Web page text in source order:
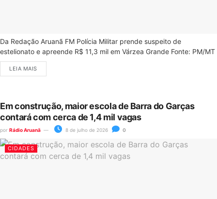
Da Redação Aruanã FM Polícia Militar prende suspeito de
estelionato e apreende R$ 11,3 mil em Várzea Grande Fonte: PM/MT
LEIA MAIS
Em construção, maior escola de Barra do Garças
contará com cerca de 1,4 mil vagas
por Rádio Aruanã 8 de julho de 2026 0
CIDADES